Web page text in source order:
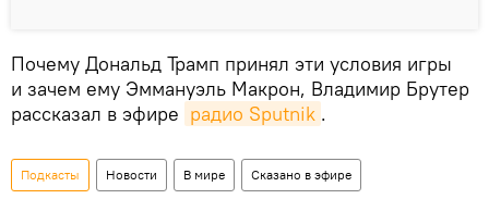
Почему Дональд Трамп принял эти условия игры
и зачем ему Эммануэль Макрон, Владимир Брутер
рассказал в эфире радио Sputnik .
Подкасты Новости В мире Сказано в эфире